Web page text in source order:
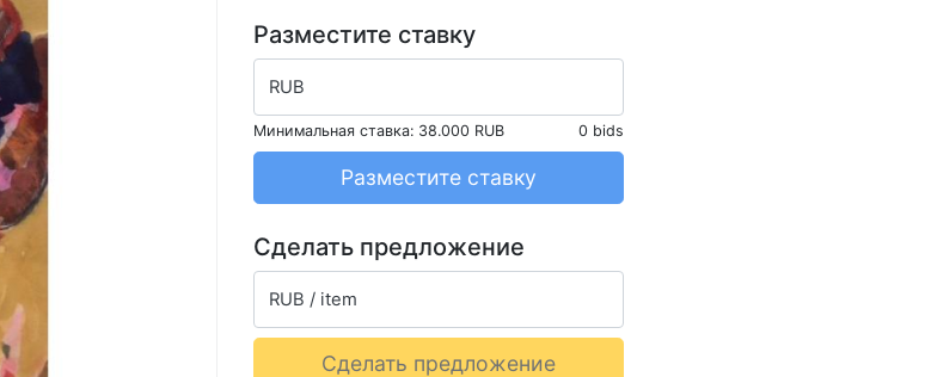
Разместите ставку
RUB
Минимальная ставка: 38.000 RUB 0 bids
Разместите ставку
Сделать предложение
RUB / item
Сделать предложение